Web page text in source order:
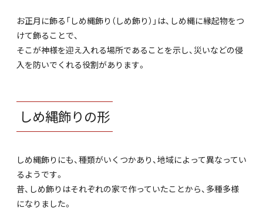
お正月に飾る「しめ縄飾り（しめ飾り）」は、しめ縄に縁起物をつ
けて飾ることで、
そこが神様を迎え入れる場所であることを示し、災いなどの侵
入を防いでくれる役割があります。
しめ縄飾りの形
しめ縄飾りにも、種類がいくつかあり、地域によって異なってい
るようです。
昔、しめ飾りはそれぞれの家で作っていたことから、多種多様
になりました。